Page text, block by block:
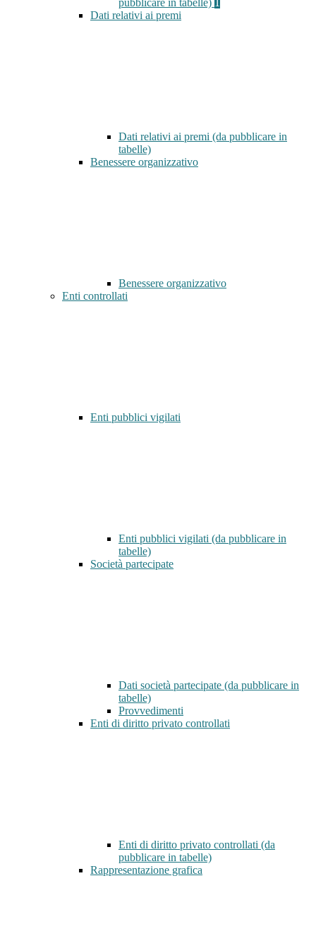
pubblicare in tabelle)
Dati relativi ai premi
Dati relativi ai premi (da pubblicare in
tabelle)
Benessere organizzativo
Benessere organizzativo
Enti controllati
Enti pubblici vigilati
Enti pubblici vigilati (da pubblicare in
tabelle)
Società partecipate
Dati società partecipate (da pubblicare in
tabelle)
Provvedimenti
Enti di diritto privato controllati
Enti di diritto privato controllati (da
pubblicare in tabelle)
Rappresentazione grafica